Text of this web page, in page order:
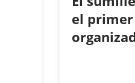
el primer